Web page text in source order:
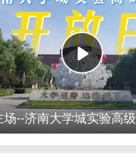
--济南大学城实验高